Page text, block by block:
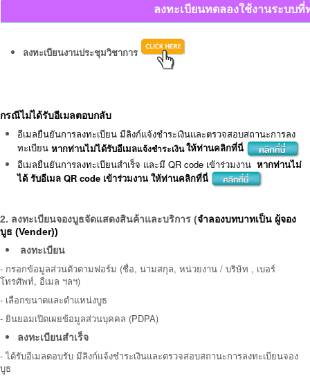
ลงทะเบียนทดลองใช้งานระบบที่
ลงทะเบียนงานประชุมวิชาการ
กรณีไม่ได้รับอีเมลตอบกลับ
อีเมลยืนยันการลงทะเบียน มีลิงก์แจ้งชำระเงินและตรวจสอบสถานะการลง
ทะเบียน หากท่านไม่ได้รับอีเมลแจ้งชำระเงินให้ท่านคลิกที่นี่
อีเมลยืนยันการลงทะเบียนสำเร็จ และมี QR code เข้าร่วมงาน หากท่านไม่
ได้ รับอีเมล QR code เข้าร่วมงาน ให้ท่านคลิกที่นี่
2. ลงทะเบียนจองบูธจัดแสดงสินค้าและบริการ (จำลองบทบาทเป็น ผู้จอง
บูธ (Vender))
ลงทะเบียน
- กรอกข้อมูลส่วนตัวตามฟอร์ม (ชื่อ, นามสกุล, หน่วยงาน / บริษัท , เบอร์
โทรศัพท์, อีเมล ฯลฯ)
- เลือกขนาดและตำแหน่งบูธ
- ยินยอมเปิดเผยข้อมูลส่วนบุคคล (PDPA)
ลงทะเบียนสำเร็จ
-ได้รับอีเมลตอบรับ มีลิงก์แจ้งชำระเงินและตรวจสอบสถานะการลงทะเบียนจอง
บูธ